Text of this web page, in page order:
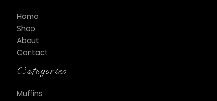
Home
Shop
About
Contact
Categories
Muffins